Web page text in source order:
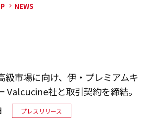
NEWS
級市場に向け、伊・プレミアムキ
Valcucine社と取引契約を締結。
プレスリリース